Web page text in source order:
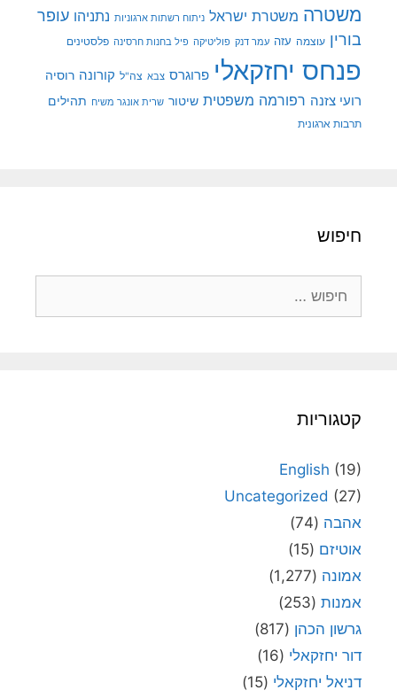
משטרה משטרת ישראל ניתוח רשתות ארגוניות נתניהו עופר
בורין עוצמה עזה עמר דנק פוליטיקה פיל בחנות חרסינה פלסטינים
פנחס יחזקאלי פרוגרס צבא צה"ל קורונה רוסיה
רועי צזנה רפורמה משפטית שיטור שרית אונגר משיח תהילים
תרבות ארגונית
חיפוש
קטגוריות
English (19)
Uncategorized (27)
אהבה (74)
אוטיזם (15)
אמונה (1,277)
אמנות (253)
גרשון הכהן (817)
דור יחזקאלי (16)
דניאל יחזקאלי (15)